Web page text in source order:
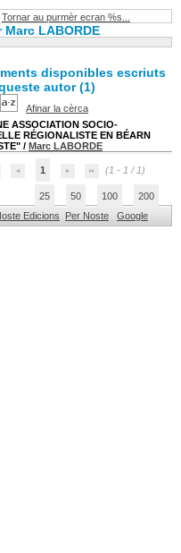
Tornar au purmèr ecran %s...
Marc LABORDE
disponibles escriuts
autor (1)
Afinar la cèrca
ASSOCIATION SOCIO-
RÉGIONALISTE EN BÉARN
/ Marc LABORDE
1 (1 - 1 / 1)
25 50 100
200
Edicions Per Noste Google